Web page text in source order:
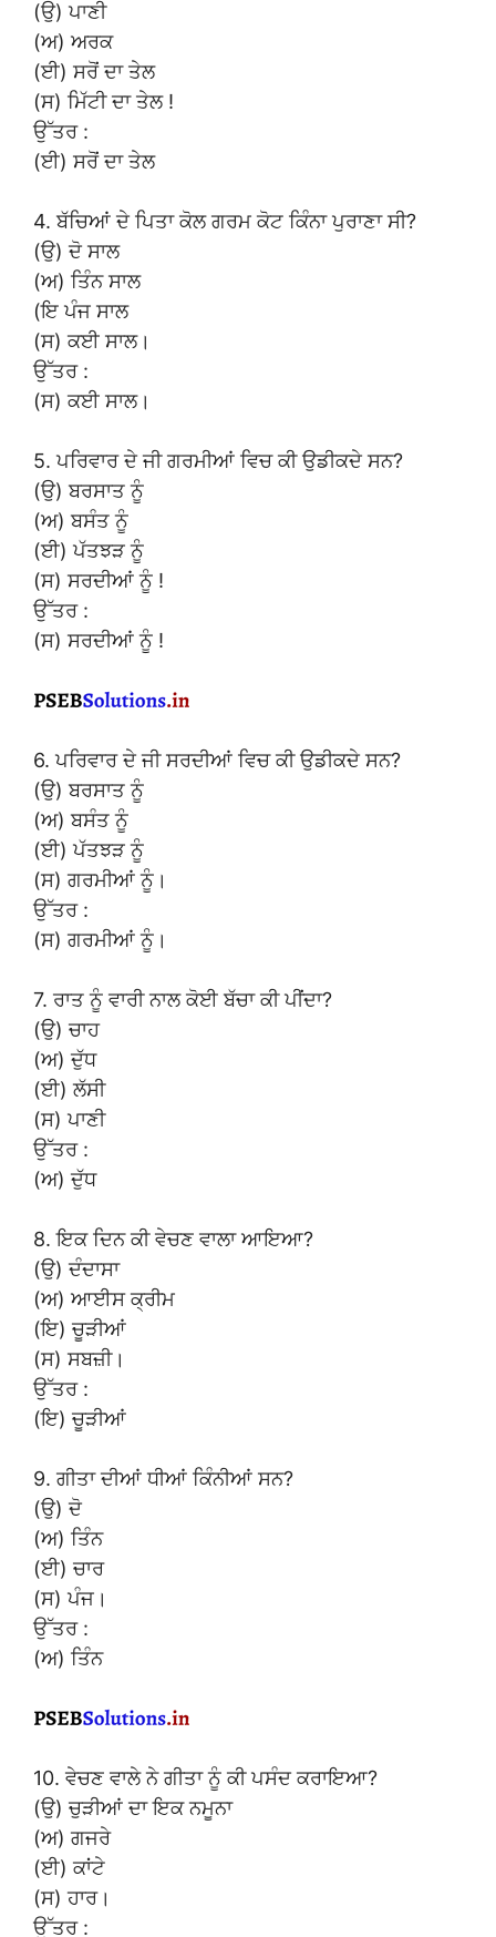
(ਉ) ਪਾਣੀ
(ਅ) ਅਰਕ
(ਈ) ਸਰੋਂ ਦਾ ਤੇਲ
(ਸ) ਮਿੱਟੀ ਦਾ ਤੇਲ !
ਉੱਤਰ :
(ਈ) ਸਰੋਂ ਦਾ ਤੇਲ
4. ਬੱਚਿਆਂ ਦੇ ਪਿਤਾ ਕੋਲ ਗਰਮ ਕੋਟ ਕਿੰਨਾ ਪੁਰਾਣਾ ਸੀ?
(ਉ) ਦੋ ਸਾਲ
(ਅ) ਤਿੰਨ ਸਾਲ
(ਇ ਪੰਜ ਸਾਲ
(ਸ) ਕਈ ਸਾਲ।
ਉੱਤਰ :
(ਸ) ਕਈ ਸਾਲ।
5. ਪਰਿਵਾਰ ਦੇ ਜੀ ਗਰਮੀਆਂ ਵਿਚ ਕੀ ਉਡੀਕਦੇ ਸਨ?
(ਉ) ਬਰਸਾਤ ਨੂੰ
(ਅ) ਬਸੰਤ ਨੂੰ
(ਈ) ਪੱਤਝੜ ਨੂੰ
(ਸ) ਸਰਦੀਆਂ ਨੂੰ !
ਉੱਤਰ :
(ਸ) ਸਰਦੀਆਂ ਨੂੰ !
6. ਪਰਿਵਾਰ ਦੇ ਜੀ ਸਰਦੀਆਂ ਵਿਚ ਕੀ ਉਡੀਕਦੇ ਸਨ?
(ਉ) ਬਰਸਾਤ ਨੂੰ
(ਅ) ਬਸੰਤ ਨੂੰ
(ਈ) ਪੱਤਝੜ ਨੂੰ
(ਸ) ਗਰਮੀਆਂ ਨੂੰ।
ਉੱਤਰ :
(ਸ) ਗਰਮੀਆਂ ਨੂੰ।
7. ਰਾਤ ਨੂੰ ਵਾਰੀ ਨਾਲ ਕੋਈ ਬੱਚਾ ਕੀ ਪੀਂਦਾ?
(ਉ) ਚਾਹ
(ਅ) ਦੁੱਧ
(ਈ) ਲੱਸੀ
(ਸ) ਪਾਣੀ
ਉੱਤਰ :
(ਅ) ਦੁੱਧ
8. ਇਕ ਦਿਨ ਕੀ ਵੇਚਣ ਵਾਲਾ ਆਇਆ?
(ਉ) ਦੰਦਾਸਾ
(ਅ) ਆਈਸ ਕ੍ਰੀਮ
(ਇ) ਚੂੜੀਆਂ
(ਸ) ਸਬਜ਼ੀ।
ਉੱਤਰ :
(ਇ) ਚੂੜੀਆਂ
9. ਗੀਤਾ ਦੀਆਂ ਧੀਆਂ ਕਿੰਨੀਆਂ ਸਨ?
(ਉ) ਦੋ
(ਅ) ਤਿੰਨ
(ਈ) ਚਾਰ
(ਸ) ਪੰਜ।
ਉੱਤਰ :
(ਅ) ਤਿੰਨ
10. ਵੇਚਣ ਵਾਲੇ ਨੇ ਗੀਤਾ ਨੂੰ ਕੀ ਪਸੰਦ ਕਰਾਇਆ?
(ਉ) ਚੁੜੀਆਂ ਦਾ ਇਕ ਨਮੂਨਾ
(ਅ) ਗਜਰੇ
(ਈ) ਕਾਂਟੇ
(ਸ) ਹਾਰ।
ਉੱਤਰ :